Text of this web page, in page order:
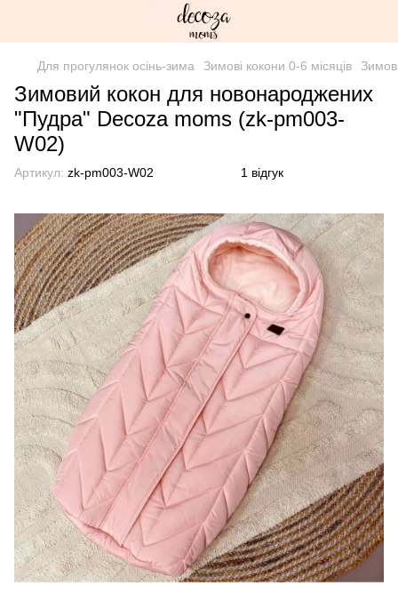
Для прогулянок осінь-зима Зимові кокони 0-6 місяців
Зимовий кокон для новонароджених
"Пудра" Decoza moms (zk-pm003-
W02)
Артикул: zk-pm003-W02 1 відгук